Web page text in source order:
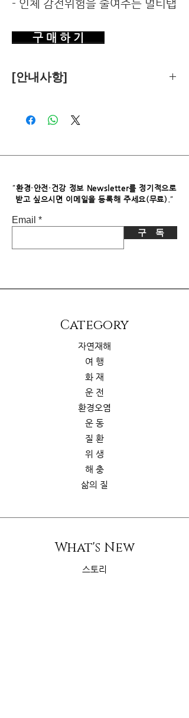
- 인체 감전위험을 줄여주는 멀티탭
구 매 하 기
[안내사항]
객관적 기준에 따라 독립적으로 수행합
파트너스로부터 소정의 수수료를 받습
없습니다.
"환경·안전·건강 정보 Newsletter를 정기적으로
받고 싶으시면​ 이메일을 등록해 주세요(무료)."
Email
구 독
​Category
자연재해
여 행
화 재
운 전
환경오염
운 동
질 환
위 생
해 충
삶의 질
What's New
스토리